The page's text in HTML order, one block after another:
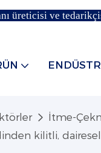
üreticisi ve
İtme-
kilitli,